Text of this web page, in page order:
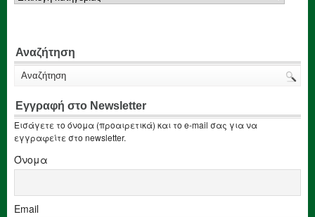
Αναζήτηση
Εγγραφή στο Newsletter
Εισάγετε το όνομα (προαιρετικά) και το e-mail σας για να
εγγραφείτε στο newsletter.
Όνομα
Email